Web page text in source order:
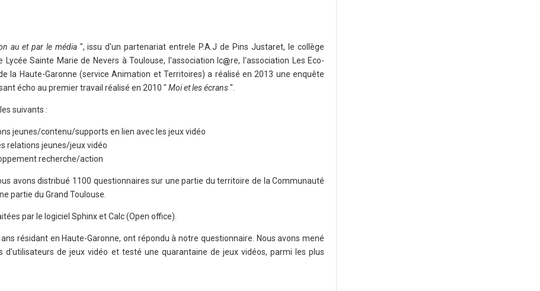
au et par le média ", issu d'un partenariat entrele P.A.J de Pins Justaret, le collège
Lycée Sainte Marie de Nevers à Toulouse, l'association Ic
re, l'association Les Eco-
la Haute-Garonne (service Animation et Territoires) a réalisé en 2013 une enquête
écho au premier travail réalisé en 2010 " Moi et les écrans".
suivants :
jeunes/contenu/supports en lien avec les jeux vidéo
relations jeunes/jeux vidéo
recherche/action
avons distribué 1100 questionnaires sur une partie du territoire de la Communauté
partie du Grand Toulouse.
par le logiciel Sphinx et Calc (Open office).
résidant en Haute-Garonne, ont répondu à notre questionnaire. Nous avons mené
d'utilisateurs de jeux vidéo et testé une quarantaine de jeux vidéos, parmi les plus